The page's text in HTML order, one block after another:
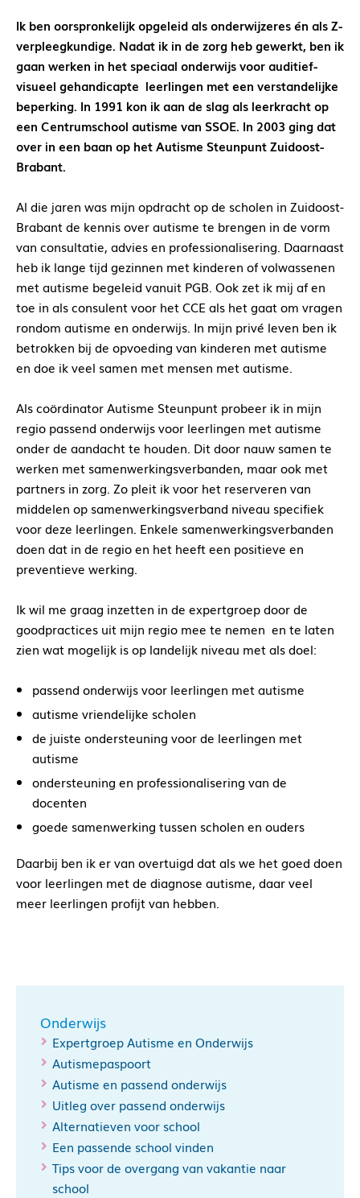
Ik ben oorspronkelijk opgeleid als onderwijzeres én als Z-
verpleegkundige. Nadat ik in de zorg heb gewerkt, ben ik
gaan werken in het speciaal onderwijs voor auditief-
visueel gehandicapte leerlingen met een verstandelijke
beperking. In 1991 kon ik aan de slag als leerkracht op
een Centrumschool autisme van SSOE. In 2003 ging dat
over in een baan op het Autisme Steunpunt Zuidoost-
Brabant.
Al die jaren was mijn opdracht op de scholen in Zuidoost-
Brabant de kennis over autisme te brengen in de vorm
van consultatie, advies en professionalisering. Daarnaast
heb ik lange tijd gezinnen met kinderen of volwassenen
met autisme begeleid vanuit PGB. Ook zet ik mij af en
toe in als consulent voor het CCE als het gaat om vragen
rondom autisme en onderwijs. In mijn privé leven ben ik
betrokken bij de opvoeding van kinderen met autisme
en doe ik veel samen met mensen met autisme.
Als coördinator Autisme Steunpunt probeer ik in mijn
regio passend onderwijs voor leerlingen met autisme
onder de aandacht te houden. Dit door nauw samen te
werken met samenwerkingsverbanden, maar ook met
partners in zorg. Zo pleit ik voor het reserveren van
middelen op samenwerkingsverband niveau specifiek
voor deze leerlingen. Enkele samenwerkingsverbanden
doen dat in de regio en het heeft een positieve en
preventieve werking.
Ik wil me graag inzetten in de expertgroep door de
goodpractices uit mijn regio mee te nemen en te laten
zien wat mogelijk is op landelijk niveau met als doel:
passend onderwijs voor leerlingen met autisme
autisme vriendelijke scholen
de juiste ondersteuning voor de leerlingen met
autisme
ondersteuning en professionalisering van de
docenten
goede samenwerking tussen scholen en ouders
Daarbij ben ik er van overtuigd dat als we het goed doen
voor leerlingen met de diagnose autisme, daar veel
meer leerlingen profijt van hebben.
Onderwijs
Expertgroep Autisme en Onderwijs
Autismepaspoort
Autisme en passend onderwijs
Uitleg over passend onderwijs
Alternatieven voor school
Een passende school vinden
Tips voor de overgang van vakantie naar
school